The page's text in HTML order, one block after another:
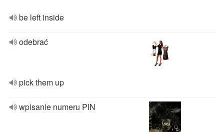
be left inside
odebrać
pick them up
wpisanie numeru PIN